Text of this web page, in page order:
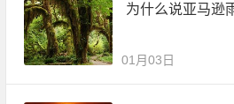
为什么说亚马逊
01月03日